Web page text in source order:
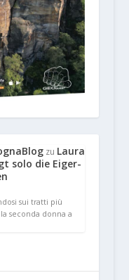
zu Laura
solo die Eiger-
sui tratti più
seconda donna a